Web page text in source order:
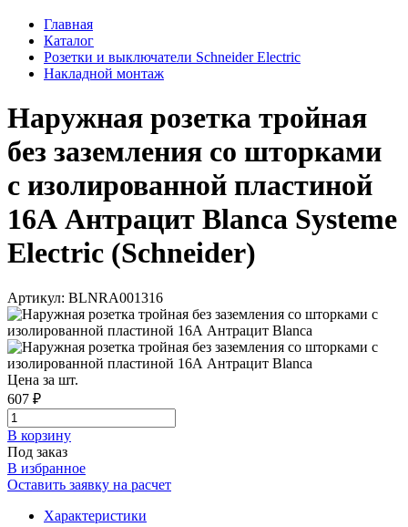
Главная
Каталог
Розетки и выключатели Schneider Electric
Накладной монтаж
Наружная розетка тройная
без заземления со шторками
с изолированной пластиной
16А Антрацит Blanca Systeme
Electric (Schneider)
Артикул: BLNRA001316
Цена за шт.
607 ₽
В корзинy
Под заказ
В избранное
Оставить заявку на расчет
Характеристики